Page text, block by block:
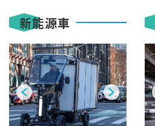
新能源車